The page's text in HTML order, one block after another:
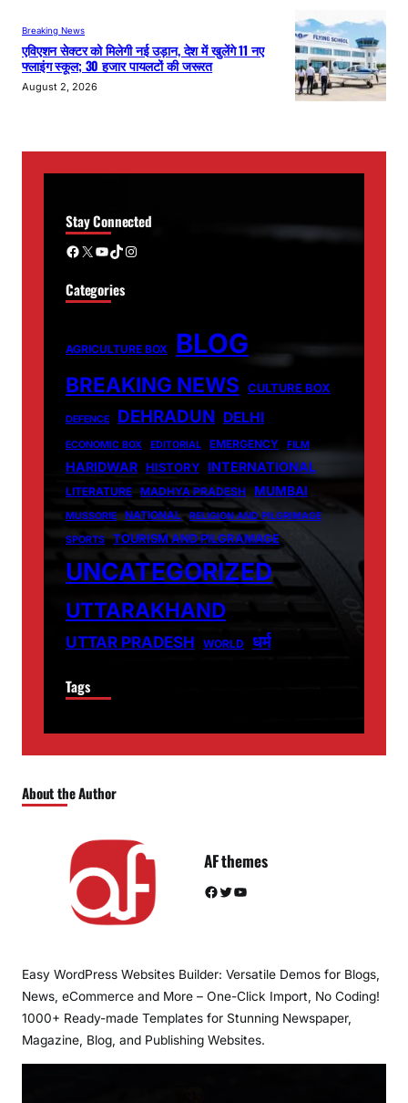
Breaking News
एविएशन सेक्टर को मिलेगी नई उड़ान, देश में खुलेंगे 11 नए
फ्लाइंग स्कूल; 30 हजार पायलटों की जरूरत
August 2, 2026
Stay Connected
Facebook X YouTube TikTok Instagram
Categories
AGRICULTURE BOX BLOG
BREAKING NEWS CULTURE BOX
DEFENCE DEHRADUN DELHI
ECONOMIC BOX EDITORIAL EMERGENCY FILM
HARIDWAR HISTORY INTERNATIONAL
LITERATURE MADHYA PRADESH MUMBAI
MUSSORIE NATIONAL
RELIGION AND PILGRIMAGE
SPORTS
TOURISM AND PILGRAMAGE
UNCATEGORIZED
UTTARAKHAND
UTTAR PRADESH WORLD धर्म
Tags
About the Author
AF themes
Facebook Twitter YouTube
Easy WordPress Websites Builder: Versatile Demos for Blogs,
News, eCommerce and More – One-Click Import, No Coding!
1000+ Ready-made Templates for Stunning Newspaper,
Magazine, Blog, and Publishing Websites.